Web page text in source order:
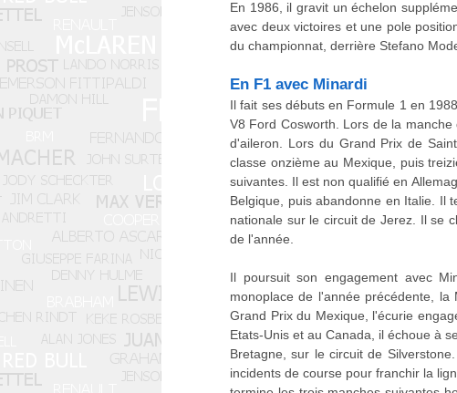
En 1986, il gravit un échelon
avec deux victoires et une pole
du championnat, derrière Stefano
En F1 avec Minardi
Il fait ses débuts en Formule 1 en
V8 Ford Cosworth. Lors de la
d'aileron. Lors du Grand Prix de
classe onzième au Mexique, puis
suivantes. Il est non qualifié en
Belgique, puis abandonne en Italie. Il
nationale sur le circuit de Jerez. Il se
de l'année.
Il poursuit son engagement avec
monoplace de l'année précédente,
Grand Prix du Mexique, l'écurie
Etats-Unis et au Canada, il échoue à
Bretagne, sur le circuit de
incidents de course pour franchir la